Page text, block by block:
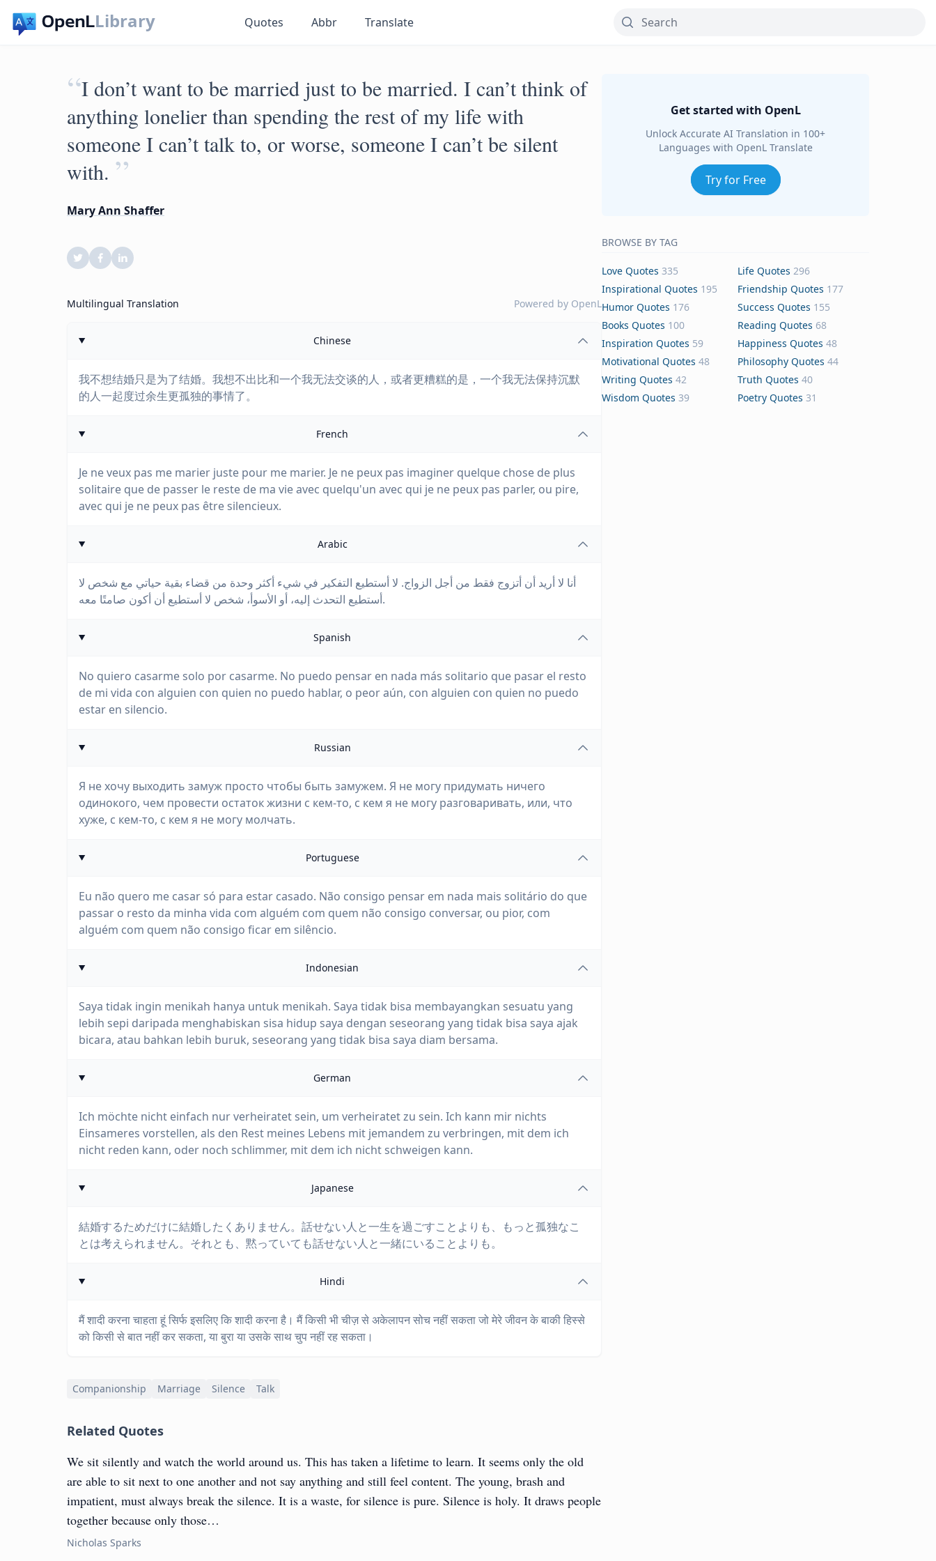
Library Quotes Abbr Translate
“I don’t want to be married just to be married. I can’t think of
anything lonelier than spending the rest of my life with
someone I can’t talk to, or worse, someone I can’t be silent
with. ”
Mary Ann Shaffer
Multilingual Translation Powered by OpenL
Chinese
我不想结婚只是为了结婚。我想不出比和一个我无法交谈的人，或者更糟糕的是，一个我无法保持沉默
的人一起度过余生更孤独的事情了。
French
Je ne veux pas me marier juste pour me marier. Je ne peux pas imaginer quelque chose de plus
solitaire que de passer le reste de ma vie avec quelqu'un avec qui je ne peux pas parler, ou pire,
avec qui je ne peux pas être silencieux.
Arabic
أنا لا أريد أن أتزوج فقط من أجل الزواج. لا أستطيع التفكير في شيء أكثر وحدة من قضاء بقية حياتي مع شخص لا
أستطيع التحدث إليه، أو الأسوأ، شخص لا أستطيع أن أكون صامتًا معه.
Spanish
No quiero casarme solo por casarme. No puedo pensar en nada más solitario que pasar el resto
de mi vida con alguien con quien no puedo hablar, o peor aún, con alguien con quien no puedo
estar en silencio.
Russian
Я не хочу выходить замуж просто чтобы быть замужем. Я не могу придумать ничего
одинокого, чем провести остаток жизни с кем-то, с кем я не могу разговаривать, или, что
хуже, с кем-то, с кем я не могу молчать.
Portuguese
Eu não quero me casar só para estar casado. Não consigo pensar em nada mais solitário do que
passar o resto da minha vida com alguém com quem não consigo conversar, ou pior, com
alguém com quem não consigo ficar em silêncio.
Indonesian
Saya tidak ingin menikah hanya untuk menikah. Saya tidak bisa membayangkan sesuatu yang
lebih sepi daripada menghabiskan sisa hidup saya dengan seseorang yang tidak bisa saya ajak
bicara, atau bahkan lebih buruk, seseorang yang tidak bisa saya diam bersama.
German
Ich möchte nicht einfach nur verheiratet sein, um verheiratet zu sein. Ich kann mir nichts
Einsameres vorstellen, als den Rest meines Lebens mit jemandem zu verbringen, mit dem ich
nicht reden kann, oder noch schlimmer, mit dem ich nicht schweigen kann.
Japanese
結婚するためだけに結婚したくありません。話せない人と一生を過ごすことよりも、もっと孤独なこ
とは考えられません。それとも、黙っていても話せない人と一緒にいることよりも。
Hindi
मैं शादी करना चाहता हूं सिर्फ इसलिए कि शादी करना है। मैं किसी भी चीज़ से अकेलापन सोच नहीं सकता जो मेरे जीवन के बाकी हिस्से
को किसी से बात नहीं कर सकता, या बुरा या उसके साथ चुप नहीं रह सकता।
Companionship Marriage Silence Talk
Related Quotes
We sit silently and watch the world around us. This has taken a lifetime to learn. It seems only the old
are able to sit next to one another and not say anything and still feel content. The young, brash and
impatient, must always break the silence. It is a waste, for silence is pure. Silence is holy. It draws people
together because only those…
Nicholas Sparks
Get started with OpenL
Unlock Accurate AI Translation in 100+
Languages with OpenL Translate
Try for Free
BROWSE BY TAG
Love Quotes 335 Life Quotes 296
Inspirational Quotes 195 Friendship Quotes 177
Humor Quotes 176 Success Quotes 155
Books Quotes 100 Reading Quotes 68
Inspiration Quotes 59 Happiness Quotes 48
Motivational Quotes 48 Philosophy Quotes 44
Writing Quotes 42 Truth Quotes 40
Wisdom Quotes 39 Poetry Quotes 31